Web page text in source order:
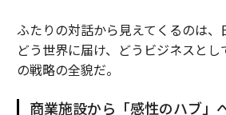
ふたりの対話から見えてくるのは、
どう世界に届け、どうビジネスと
の戦略の全貌だ。
商業施設から「感性のハブ」